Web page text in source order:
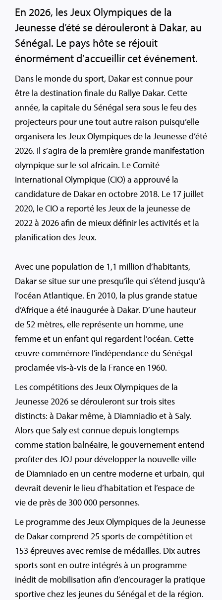
En 2026, les Jeux Olympiques de la
Jeunesse d’été se dérouleront à Dakar, au
Sénégal. Le pays hôte se réjouit
énormément d’accueillir cet événement.
Dans le monde du sport, Dakar est connue pour
être la destination finale du Rallye Dakar. Cette
année, la capitale du Sénégal sera sous le feu des
projecteurs pour une tout autre raison puisqu’elle
organisera les Jeux Olympiques de la Jeunesse d’été
2026. Il s’agira de la première grande manifestation
olympique sur le sol africain. Le Comité
International Olympique (CIO) a approuvé la
candidature de Dakar en octobre 2018. Le 17 juillet
2020, le CIO a reporté les Jeux de la jeunesse de
2022 à 2026 afin de mieux définir les activités et la
planification des Jeux.
Avec une population de 1,1 million d’habitants,
Dakar se situe sur une presqu’île qui s’étend jusqu’à
l’océan Atlantique. En 2010, la plus grande statue
d’Afrique a été inaugurée à Dakar. D’une hauteur
de 52 mètres, elle représente un homme, une
femme et un enfant qui regardent l’océan. Cette
œuvre commémore l’indépendance du Sénégal
proclamée vis-à-vis de la France en 1960.
Les compétitions des Jeux Olympiques de la
Jeunesse 2026 se dérouleront sur trois sites
distincts: à Dakar même, à Diamniadio et à Saly.
Alors que Saly est connue depuis longtemps
comme station balnéaire, le gouvernement entend
profiter des JOJ pour développer la nouvelle ville
de Diamniado en un centre moderne et urbain, qui
devrait devenir le lieu d’habitation et l’espace de
vie de près de 300 000 personnes.
Le programme des Jeux Olympiques de la Jeunesse
de Dakar comprend 25 sports de compétition et
153 épreuves avec remise de médailles. Dix autres
sports sont en outre intégrés à un programme
inédit de mobilisation afin d’encourager la pratique
sportive chez les jeunes du Sénégal et de la région.